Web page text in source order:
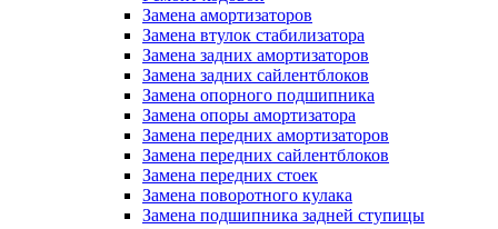
Замена амортизаторов
Замена втулок стабилизатора
Замена задних амортизаторов
Замена задних сайлентблоков
Замена опорного подшипника
Замена опоры амортизатора
Замена передних амортизаторов
Замена передних сайлентблоков
Замена передних стоек
Замена поворотного кулака
Замена подшипника задней ступицы